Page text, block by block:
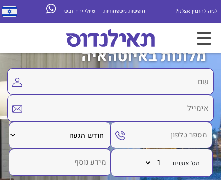
למה להזמין אצלנו? חופשות משפחתיות טיולי ירח דבש
מלונות באיוטהאיה
מס' אנשים